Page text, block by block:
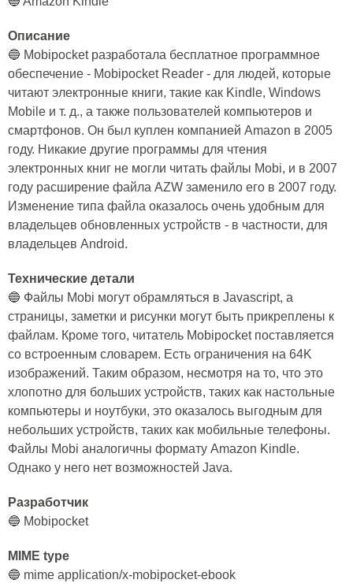
Описание
🔵 Mobipocket разработала бесплатное программное
обеспечение - Mobipocket Reader - для людей, которые
читают электронные книги, такие как Kindle, Windows
Mobile и т. д., а также пользователей компьютеров и
смартфонов. Он был куплен компанией Amazon в 2005
году. Никакие другие программы для чтения
электронных книг не могли читать файлы Mobi, и в 2007
году расширение файла AZW заменило его в 2007 году.
Изменение типа файла оказалось очень удобным для
владельцев обновленных устройств - в частности, для
владельцев Android.
Технические детали
🔵 Файлы Mobi могут обрамляться в Javascript, а
страницы, заметки и рисунки могут быть прикреплены к
файлам. Кроме того, читатель Mobipocket поставляется
со встроенным словарем. Есть ограничения на 64K
изображений. Таким образом, несмотря на то, что это
хлопотно для больших устройств, таких как настольные
компьютеры и ноутбуки, это оказалось выгодным для
небольших устройств, таких как мобильные телефоны.
Файлы Mobi аналогичны формату Amazon Kindle.
Однако у него нет возможностей Java.
Разработчик
🔵 Mobipocket
MIME type
🔵 mime application/x-mobipocket-ebook